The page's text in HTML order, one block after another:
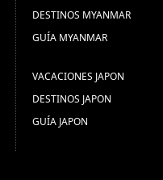
DESTINOS MYANMAR
GUÍA MYANMAR
VACACIONES JAPON
DESTINOS JAPON
GUÍA JAPON